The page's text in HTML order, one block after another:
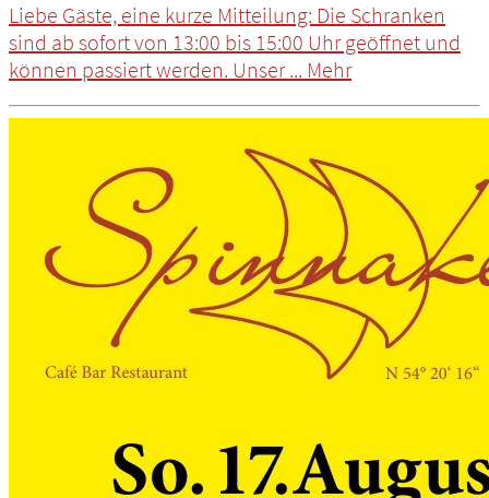
Liebe Gäste, eine kurze Mitteilung: Die Schranken
sind ab sofort von 13:00 bis 15:00 Uhr geöffnet und
können passiert werden. Unser ... Mehr